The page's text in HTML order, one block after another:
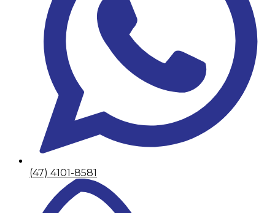
(47) 4101-8581